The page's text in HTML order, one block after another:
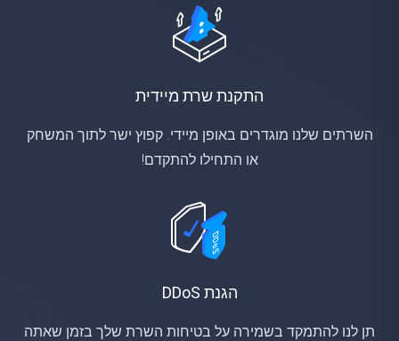
התקנת שרת מיידית
השרתים שלנו מוגדרים באופן מיידי. קפוץ ישר לתוך המשחק
או התחילו להתקדם!
הגנת DDoS
תן לנו להתמקד בשמירה על בטיחות השרת שלך בזמן שאתה